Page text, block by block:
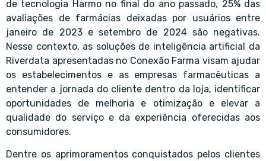
de tecnologia Harmo no final do ano passado, 25% das
avaliações de farmácias deixadas por usuários entre
janeiro de 2023 e setembro de 2024 são negativas.
Nesse contexto, as soluções de inteligência artificial da
Riverdata apresentadas no Conexão Farma visam ajudar
os estabelecimentos e as empresas farmacêuticas a
entender a jornada do cliente dentro da loja, identificar
oportunidades de melhoria e otimização e elevar a
qualidade do serviço e da experiência oferecidas aos
consumidores.
Dentre os aprimoramentos conquistados pelos clientes